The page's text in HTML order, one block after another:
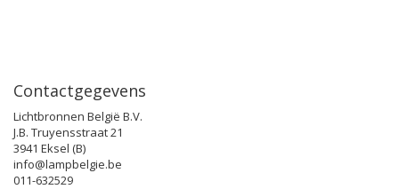
Contactgegevens
Lichtbronnen België B.V.
J.B. Truyensstraat 21
3941 Eksel (B)
info@lampbelgie.be
011-632529